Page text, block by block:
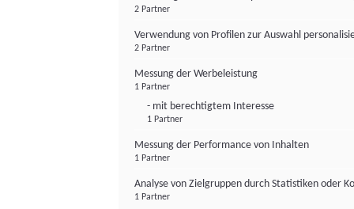
2 Partner
Verwendung von Profilen zur Auswahl
2 Partner
Messung der Werbeleistung
1 Partner
- mit berechtigtem Interesse
1 Partner
Messung der Performance von Inhalten
1 Partner
Analyse von Zielgruppen durch Statistiken oder
1 Partner